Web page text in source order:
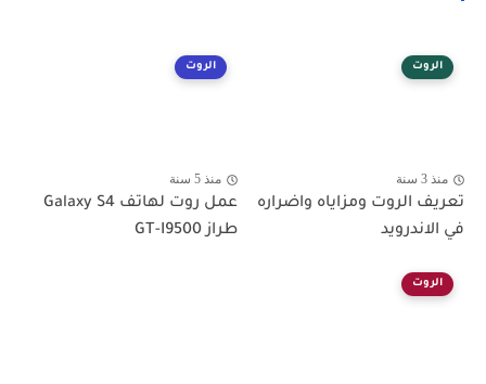
الروت
منذ 3 سنة
تعريف الروت ومزاياه واضراره
في الاندرويد
الروت
منذ 5 سنة
عمل روت لهاتف Galaxy S4
طراز GT-I9500
الروت